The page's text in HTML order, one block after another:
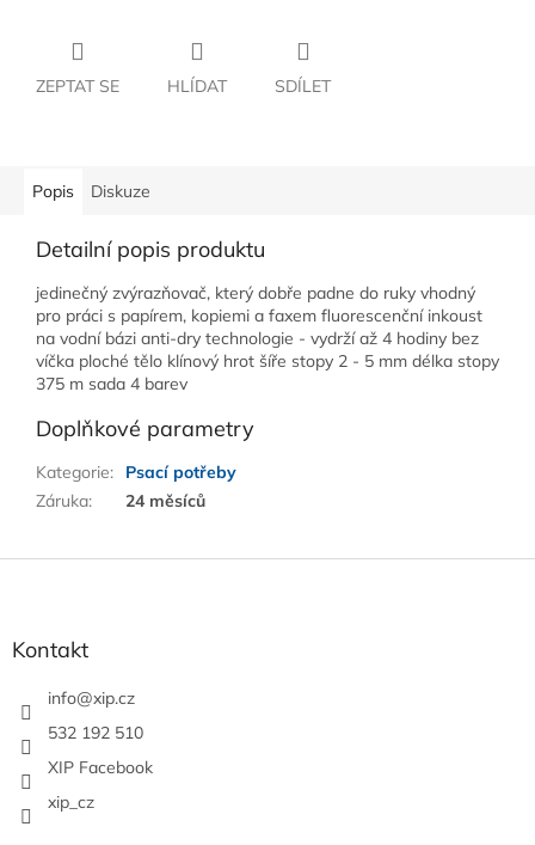
ZEPTAT SE HLÍDAT SDÍLET
Popis Diskuze
Detailní popis produktu
jedinečný zvýrazňovač, který dobře padne do ruky vhodný
pro práci s papírem, kopiemi a faxem fluorescenční inkoust
na vodní bázi anti-dry technologie - vydrží až 4 hodiny bez
víčka ploché tělo klínový hrot šíře stopy 2 - 5 mm délka stopy
375 m sada 4 barev
Doplňkové parametry
Kategorie:
Psací potřeby
Záruka: 24 měsíců
Kontakt
info@xip.cz
532 192 510
XIP Facebook
xip_cz